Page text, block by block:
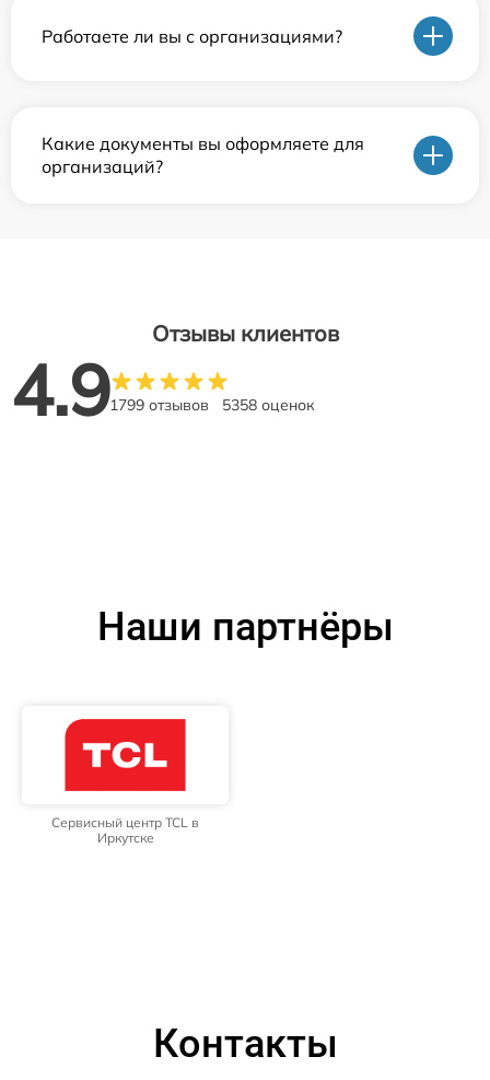
Работаете ли вы с организациями?
Какие документы вы оформляете для
организаций?
Отзывы клиентов
4.91799 отзывов 5358 оценок
Наши партнёры
Сервисный центр TCL в
Иркутске
Контакты